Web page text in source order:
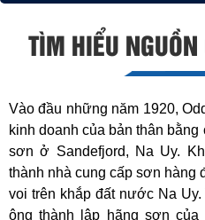
TÌM HIỂU
Vào đầu những năm 1920,
kinh doanh của bản thân
sơn ở Sandefjord, Na Uy.
thành nhà cung cấp sơn hàng
voi trên khắp đất nước Na
ông thành lập hãng sơn của